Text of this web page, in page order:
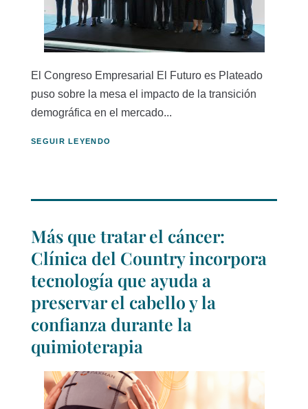
El Congreso Empresarial El Futuro es Plateado
puso sobre la mesa el impacto de la transición
demográfica en el mercado...
SEGUIR LEYENDO
Más que tratar el cáncer:
Clínica del Country incorpora
tecnología que ayuda a
preservar el cabello y la
confianza durante la
quimioterapia